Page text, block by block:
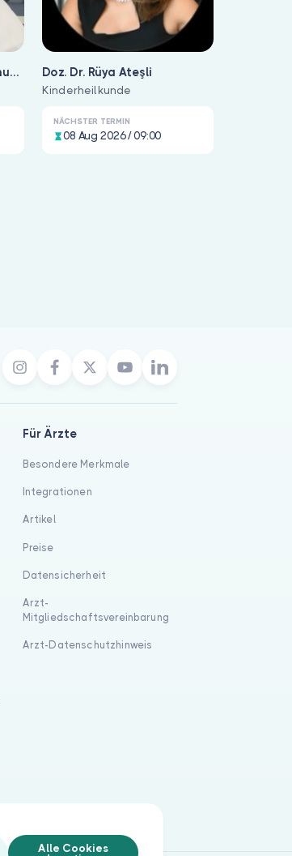
Doz. Dr. Rüya Ateşli
Kinderheilkunde
NÄCHSTER TERMIN
08 Aug 2026 / 09:00
Alle Cookies
Für Ärzte
Besondere Merkmale
Integrationen
Artikel
Preise
Datensicherheit
Arzt-
Mitgliedschaftsvereinbarung
Arzt-Datenschutzhinweis